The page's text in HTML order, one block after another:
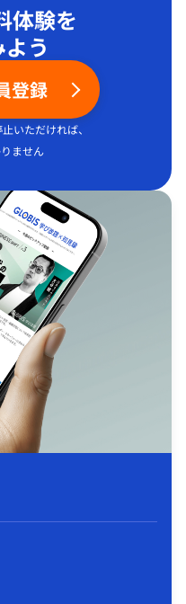
体験を
う
登録
いただければ、
ません